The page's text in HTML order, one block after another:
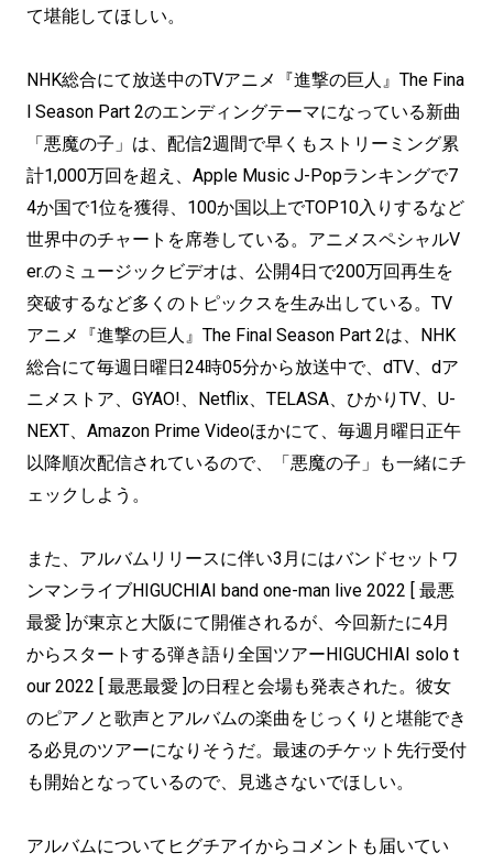
て堪能してほしい。
NHK総合にて放送中のTVアニメ『進撃の巨人』The Fina
l Season Part 2のエンディングテーマになっている新曲
「悪魔の子」は、配信2週間で早くもストリーミング累
計1,000万回を超え、Apple Music J-Popランキングで7
4か国で1位を獲得、100か国以上でTOP10入りするなど
世界中のチャートを席巻している。アニメスペシャルV
er.のミュージックビデオは、公開4日で200万回再生を
突破するなど多くのトピックスを生み出している。TV
アニメ『進撃の巨人』The Final Season Part 2は、NHK
総合にて毎週日曜日24時05分から放送中で、dTV、dア
ニメストア、GYAO!、Netflix、TELASA、ひかりTV、U-
NEXT、Amazon Prime Videoほかにて、毎週月曜日正午
以降順次配信されているので、「悪魔の子」も一緒にチ
ェックしよう。
また、アルバムリリースに伴い3月にはバンドセットワ
ンマンライブHIGUCHIAI band one-man live 2022 [ 最悪
最愛 ]が東京と大阪にて開催されるが、今回新たに4月
からスタートする弾き語り全国ツアーHIGUCHIAI solo t
our 2022 [ 最悪最愛 ]の日程と会場も発表された。彼女
のピアノと歌声とアルバムの楽曲をじっくりと堪能でき
る必見のツアーになりそうだ。最速のチケット先行受付
も開始となっているので、見逃さないでほしい。
アルバムについてヒグチアイからコメントも届いてい